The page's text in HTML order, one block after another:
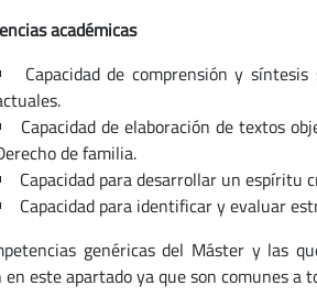
académicas
Capacidad de comprensión y
Capacidad de elaboración de textos
de familia.
Capacidad para desarrollar un espíritu
Capacidad para identificar y evaluar
genéricas del Máster y las
este apartado ya que son comunes a